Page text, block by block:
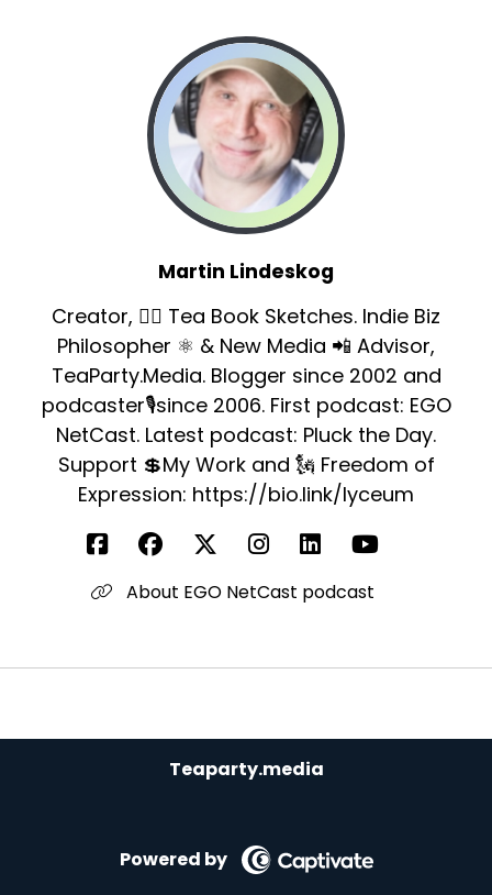
Martin Lindeskog
Creator, ✍🏻 Tea Book Sketches. Indie Biz
Philosopher ⚛️ & New Media 📲 Advisor,
TeaParty.Media. Blogger since 2002 and
podcaster🎙since 2006. First podcast: EGO
NetCast. Latest podcast: Pluck the Day.
Support 💲My Work and 🗽 Freedom of
Expression: https://bio.link/lyceum
About EGO NetCast podcast
Teaparty.media
Powered by